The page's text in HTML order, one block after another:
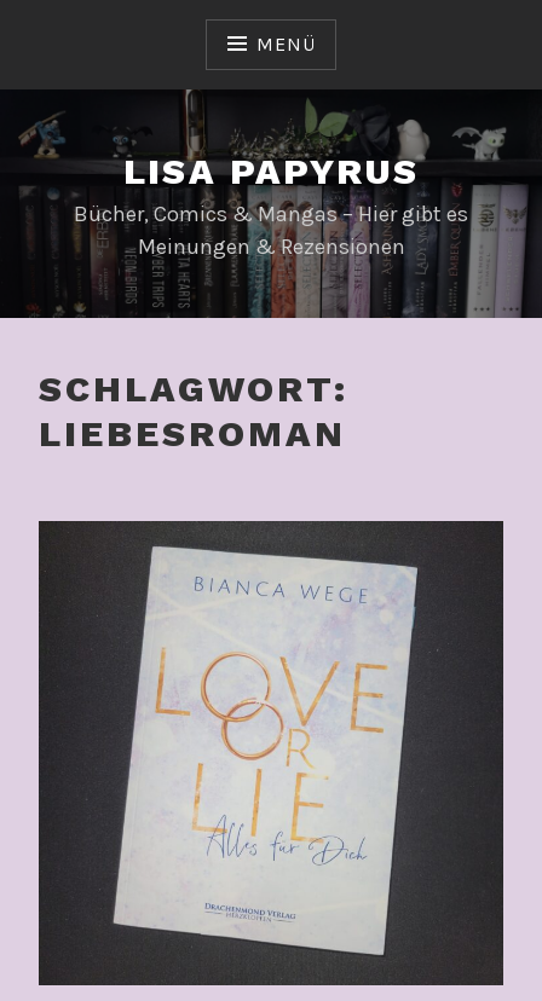
MENÜ
LISA PAPYRUS
Bücher, Comics & Mangas – Hier gibt es
Meinungen & Rezensionen
SCHLAGWORT:
LIEBESROMAN